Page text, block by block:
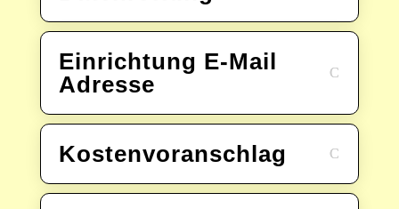
Einrichtung E-Mail
Adresse
Kostenvoranschlag